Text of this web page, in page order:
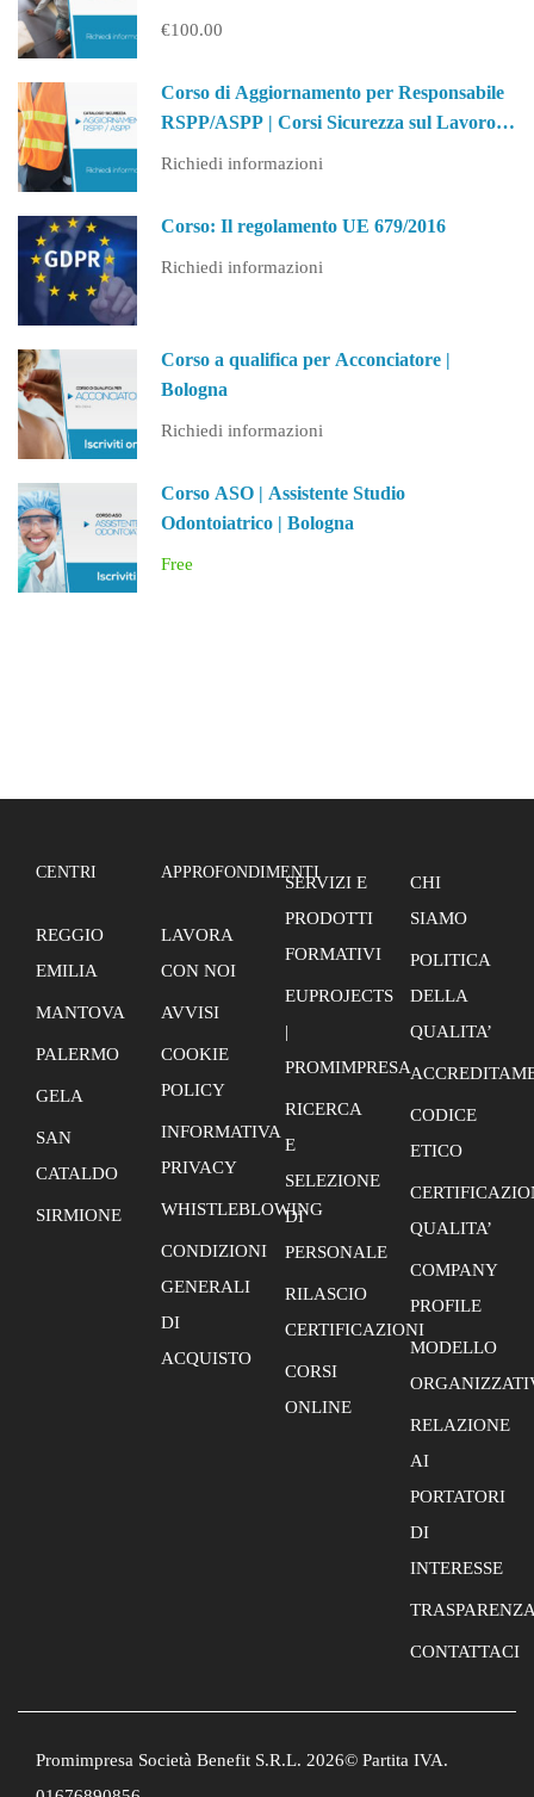
€100.00
Corso di Aggiornamento per Responsabile
RSPP/ASPP | Corsi Sicurezza sul Lavoro
Richiedi informazioni
Corso: Il regolamento UE 679/2016
Richiedi informazioni
Corso a qualifica per Acconciatore |
Bologna
Richiedi informazioni
Corso ASO | Assistente Studio
Odontoiatrico | Bologna
Free
CENTRI
REGGIO
EMILIA
MANTOVA
PALERMO
GELA
SAN
CATALDO
SIRMIONE
APPROFONDIMENTI
LAVORA
CON NOI
AVVISI
COOKIE
POLICY
INFORMATIVA
PRIVACY
WHISTLEBLOWING
CONDIZIONI
GENERALI
DI
ACQUISTO
SERVIZI E
PRODOTTI
FORMATIVI
EUPROJECTS
|
PROMIMPRESA
RICERCA
E
SELEZIONE
DI
PERSONALE
RILASCIO
CERTIFICAZIONI
CORSI
ONLINE
CHI
SIAMO
POLITICA
DELLA
QUALITA’
CODICE
ETICO
QUALITA’
COMPANY
PROFILE
MODELLO
RELAZIONE
AI
PORTATORI
DI
INTERESSE
CONTATTACI
Promimpresa Società Benefit S.R.L. 2026© Partita IVA.